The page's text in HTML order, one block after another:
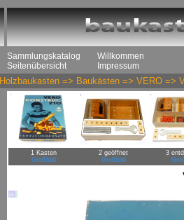
Sammlungskatalog
Seitenübersicht
Willkommen
Impressum
Holzbaukasten => Baukästen => VERO =>
1 Kasten
Großbild
2 geöffnet
Großbild
3